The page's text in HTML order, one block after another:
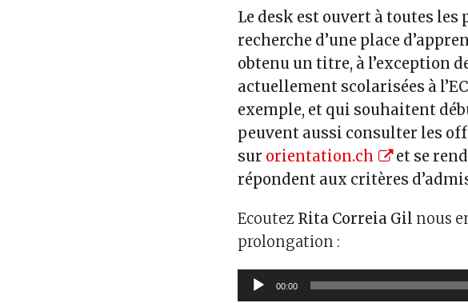
Le desk est ouvert à toutes
recherche d’une place
obtenu un titre, à l’exception
actuellement scolarisées à
exemple, et qui souhaitent
peuvent aussi consulter les
sur orientation.ch
et se
répondent aux critères
Ecoutez Rita Correia Gil nous
prolongation :
Lecteur
audio
00:00